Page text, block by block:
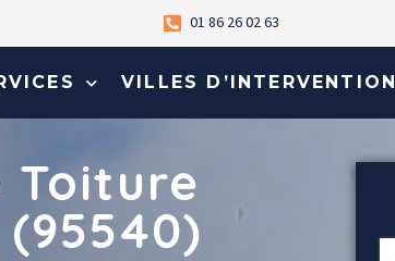
01 86 26 02 63
VILLES D’INTERVENTION
Toiture